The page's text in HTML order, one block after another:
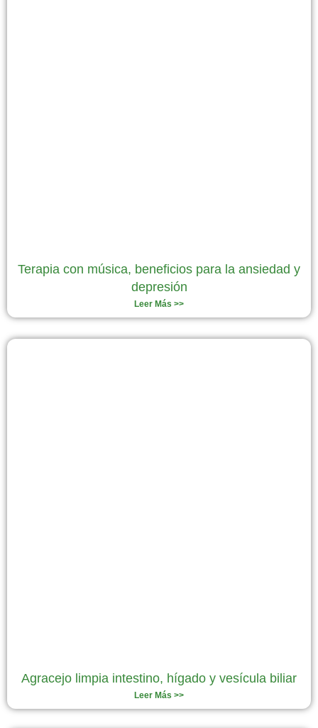
Terapia con música, beneficios para la ansiedad y
depresión
Leer Más >>
Agracejo limpia intestino, hígado y vesícula biliar
Leer Más >>